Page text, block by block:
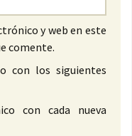
y web en este
comente.
con los siguientes
con cada nueva